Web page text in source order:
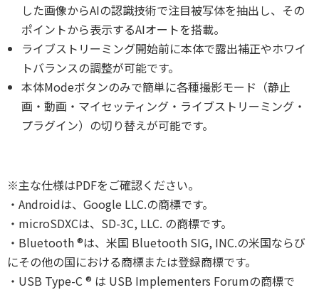
した画像からAIの認識技術で注目被写体を抽出し、その
ポイントから表示するAIオートを搭載。
ライブストリーミング開始前に本体で露出補正やホワイ
トバランスの調整が可能です。
本体Modeボタンのみで簡単に各種撮影モード（静止
画・動画・マイセッティング・ライブストリーミング・
プラグイン）の切り替えが可能です。
※主な仕様はPDFをご確認ください。
・Androidは、Google LLC.の商標です。
・microSDXCは、SD-3C, LLC. の商標です。
・Bluetooth ®は、米国 Bluetooth SIG, INC.の米国ならび
にその他の国における商標または登録商標です。
・USB Type-C ® は USB Implementers Forumの商標で